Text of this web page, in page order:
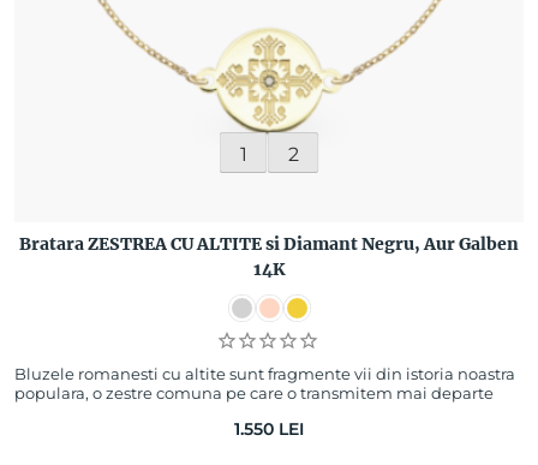
1 2
Bratara ZESTREA CU ALTITE si Diamant Negru, Aur Galben
14K
Bluzele romanesti cu altite sunt fragmente vii din istoria noastra
populara, o zestre comuna pe care o transmitem mai departe
1.550 LEI